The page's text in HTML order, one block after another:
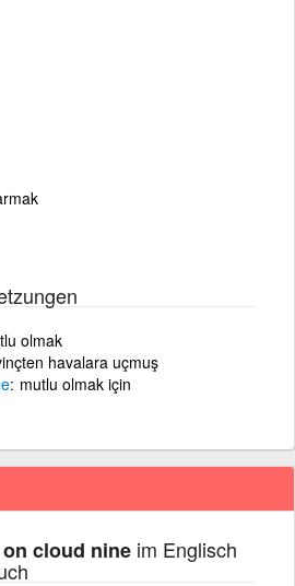
olmak
havalara uçmuş
mutlu olmak için
on cloud nine im Englisch